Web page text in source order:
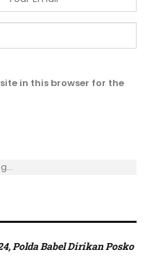
in this browser for the
Polda Babel Dirikan Posko